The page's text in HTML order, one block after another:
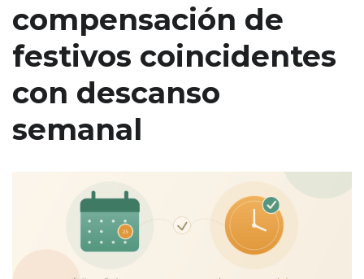
compensación de
festivos coincidentes
con descanso
semanal